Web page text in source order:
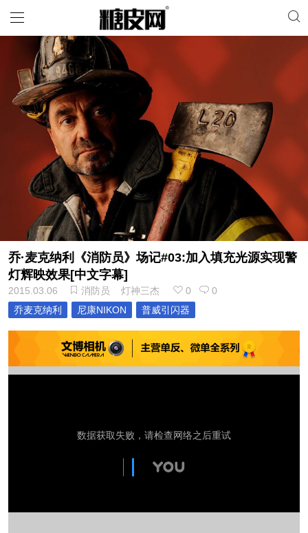
乔·麦克纳利《消防员》场记#03:加入填充光源实现警
灯辉映效果[中文字幕]
2015.03.06 消防员 灯神三杰 0
0
乔麦克纳利
尼康NIKON 普威引闪器